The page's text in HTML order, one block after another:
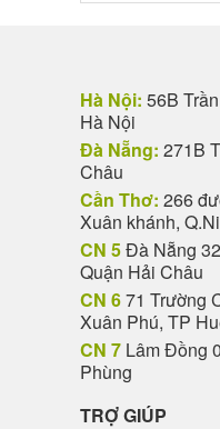
Hà Nội: 56B
Hà Nội
Đà Nẵng: 271B
Châu
Cần Thơ: 266
Xuân khánh,
CN 5Đà Nẵng
Quận Hải Châu
CN 671 Trường
Xuân Phú, TP
CN 7 Lâm Đồng
Phùng
TRỢ GIÚP